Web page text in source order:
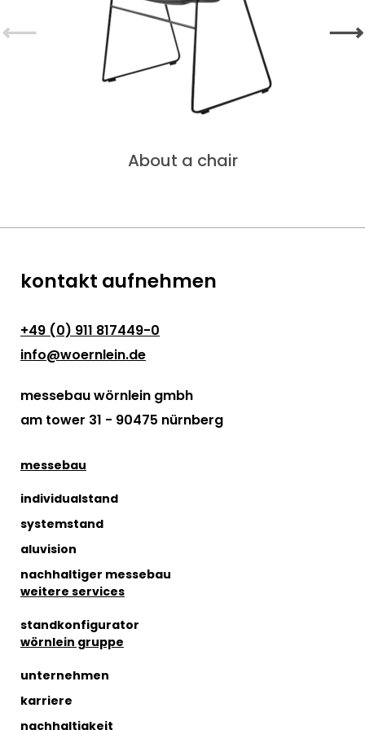
About a chair
⟵ ⟶
kontakt aufnehmen
+49 (0) 911 817449-0
info@woernlein.de
messebau wörnlein gmbh
am tower 31 - 90475 nürnberg
messebau
individualstand
systemstand
aluvision
nachhaltiger messebau
weitere services
standkonfigurator
wörnlein gruppe
unternehmen
karriere
nachhaltigkeit